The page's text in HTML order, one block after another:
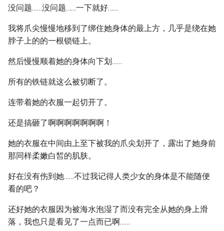
没问题……没问题……一下就好……
我将爪尖慢慢地移到了绑住她身体的最上方，几乎是绕在她
脖子上的的一根锁链上。
然后慢慢顺着她的身体向下划……
所有的铁链就这么被切断了。
连带着她的衣服一起切开了。
还是搞砸了啊啊啊啊啊啊啊！
她的衣服在中间由上至下被我的爪尖划开了，露出了她身前
那同样柔嫩白皙的肌肤。
好在没有伤到她……不过我记得人类少女的身体是不能随便
看的吧？
还好她的衣服因为被海水泡湿了而没有完全从她的身上滑
落，我也只是看见了一点而已啊……